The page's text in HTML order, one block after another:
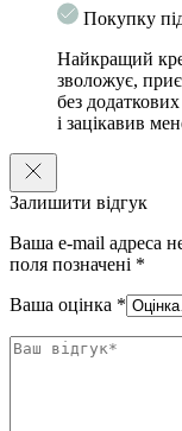
Покупку
Найкращий
зволожує,
без
і зацікавив
Залишити відгук
Ваша e-mail адреса
поля позначені *
Ваша оцінка *